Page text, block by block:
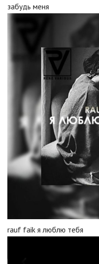
забудь меня
rauf faik я люблю тебя